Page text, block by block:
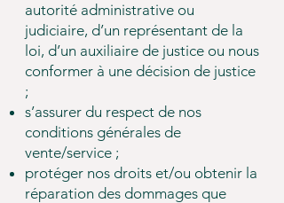
autorité administrative ou
judiciaire, d’un représentant de la
loi, d’un auxiliaire de justice ou nous
conformer à une décision de justice
;
s’assurer du respect de nos
conditions générales de
vente/service ;
protéger nos droits et/ou obtenir la
réparation des dommages que